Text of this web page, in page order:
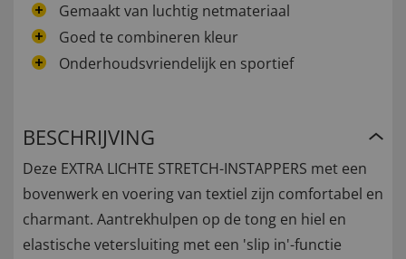
Gemaakt van luchtig netmateriaal
Goed te combineren kleur
Onderhoudsvriendelijk en sportief
BESCHRIJVING
Deze EXTRA LICHTE STRETCH-INSTAPPERS met een
bovenwerk en voering van textiel zijn comfortabel en
charmant. Aantrekhulpen op de tong en hiel en
elastische vetersluiting met een 'slip in'-functie